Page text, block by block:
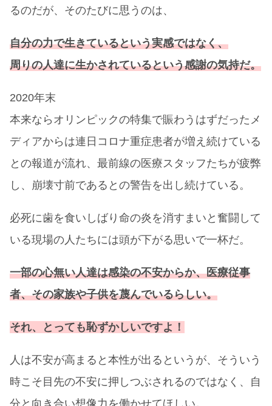
るのだが、そのたびに思うのは、
自分の力で生きているという実感ではなく、
周りの人達に生かされているという感謝の気持だ。
2020年末
本来ならオリンピックの特集で賑わうはずだったメ
ディアからは連日コロナ重症患者が増え続けている
との報道が流れ、最前線の医療スタッフたちが疲弊
し、崩壊寸前であるとの警告を出し続けている。
必死に歯を食いしばり命の炎を消すまいと奮闘して
いる現場の人たちには頭が下がる思いで一杯だ。
一部の心無い人達は感染の不安からか、医療従事
者、その家族や子供を蔑んでいるらしい。
それ、とっても恥ずかしいですよ！
人は不安が高まると本性が出るというが、そういう
時こそ目先の不安に押しつぶされるのではなく、自
分と向き合い想像力を働かせてほしい。